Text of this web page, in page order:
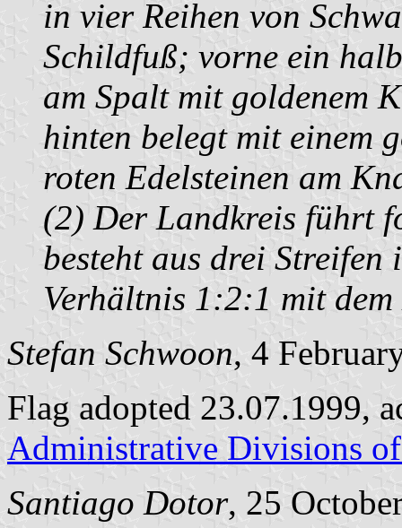
in vier Reihen von
Schildfuß; vorne ein
am Spalt mit goldenem
hinten belegt mit einem
roten Edelsteinen am
(2) Der Landkreis führt
besteht aus drei
Verhältnis 1:2:1 mit
Stefan Schwoon, 4
Flag adopted 23.07.1999,
Administrative Divisions
Santiago Dotor, 25